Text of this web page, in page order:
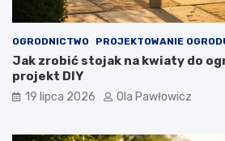
OGRODNICTWO PROJEKTOWANIE
Jak zrobić stojak na kwiaty do
projekt DIY
19 lipca 2026 Ola Pawłowicz